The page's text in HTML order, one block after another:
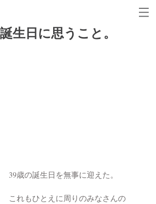
誕生日に思うこと。
39歳の誕生日を無事に迎えた。
これもひとえに周りのみなさんの